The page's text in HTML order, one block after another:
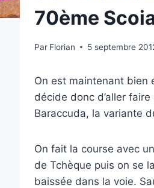
70ème
Par Florian 5 septembre
On est maintenant bien
décide donc d’aller
Baraccuda, la variante
On fait la course avec
de Tchèque puis on se
baissée dans la voie.